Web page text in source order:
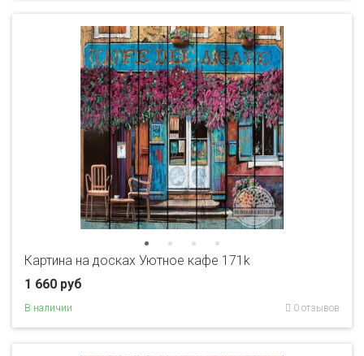
Картина на досках Уютное кафе 171k
1 660 руб
В наличии 0 отзывов